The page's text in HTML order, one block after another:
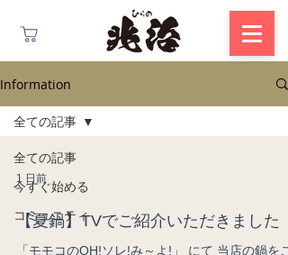
Information
全ての記事
今すぐ始める
コミュニティ
全ての記事
1 日前
【夏鍋】TVでご紹介いただきました
「モモコのOH!ソレ!み～よ!」 にて 当店の鍋をご